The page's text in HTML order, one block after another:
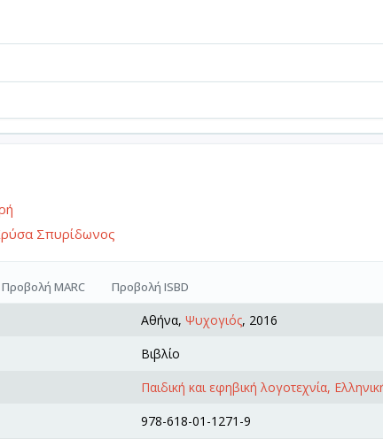
Σπυρίδωνος
Προβολή MARC Προβολή ISBD
Αθήνα, Ψυχογιός, 2016
Βιβλίο
Παιδική και εφηβική λογοτεχνία,
978-618-01-1271-9